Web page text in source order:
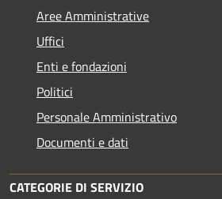
Aree Amministrative
Uffici
Enti e fondazioni
Politici
Personale Amministrativo
Documenti e dati
CATEGORIE DI SERVIZIO